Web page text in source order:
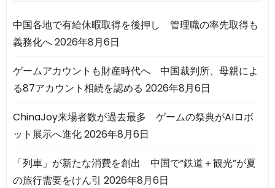
中国各地で有給休暇取得を後押し 管理職の率先取得も
義務化へ2026年8月6日
ゲームアカウントも財産時代へ 中国裁判所、母親によ
る87アカウント相続を認める 2026年8月6日
ChinaJoy来場者数が過去最多 ゲームの祭典がAIロボ
ット展示へ進化2026年8月6日
「列車」が新たな消費を創出 中国で“鉄道＋観光”が夏
の旅行需要をけん引 2026年8月6日